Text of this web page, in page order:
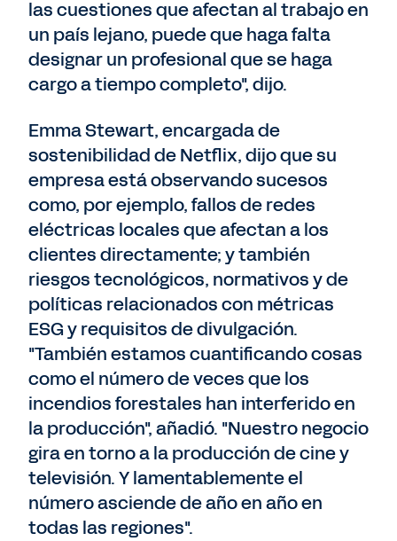
las cuestiones que afectan al trabajo en
un país lejano, puede que haga falta
designar un profesional que se haga
cargo a tiempo completo", dijo.
Emma Stewart, encargada de
sostenibilidad de Netflix, dijo que su
empresa está observando sucesos
como, por ejemplo, fallos de redes
eléctricas locales que afectan a los
clientes directamente; y también
riesgos tecnológicos, normativos y de
políticas relacionados con métricas
ESG y requisitos de divulgación.
"También estamos cuantificando cosas
como el número de veces que los
incendios forestales han interferido en
la producción", añadió. "Nuestro negocio
gira en torno a la producción de cine y
televisión. Y lamentablemente el
número asciende de año en año en
todas las regiones".